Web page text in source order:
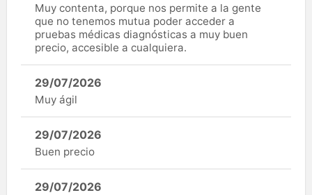
Muy contenta, porque nos permite a la gente
que no tenemos mutua poder acceder a
pruebas médicas diagnósticas a muy buen
precio, accesible a cualquiera.
29/07/2026
Muy ágil
29/07/2026
Buen precio
29/07/2026